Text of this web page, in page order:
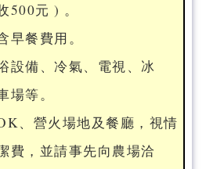
500元 ) 。
早餐費用。
設備、冷氣、電視、冰
場等。
、營火場地及餐廳，視情
費，並請事先向農場洽